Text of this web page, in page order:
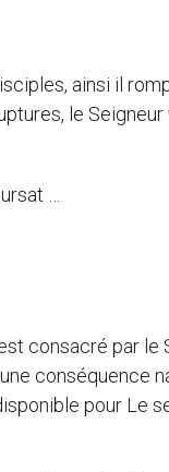
ainsi il
le
…
consacré par le
conséquence
pour Le